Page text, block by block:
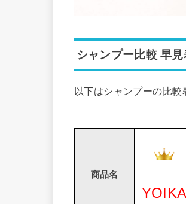
シャンプー比較 早見
以下はシャンプーの比較
商品名
YOIKA